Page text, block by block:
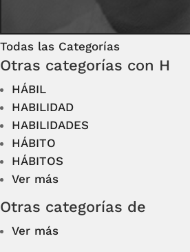
Todas las Categorías
Otras categorías con H
HÁBIL
HABILIDAD
HABILIDADES
HÁBITO
HÁBITOS
Ver más
Otras categorías de
Ver más